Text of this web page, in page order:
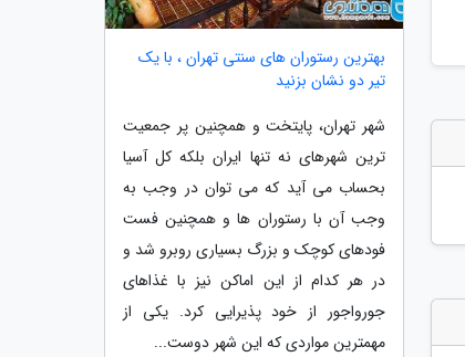
بهترین رستوران های سنتی تهران ، با یک
تیر دو نشان بزنید
شهر تهران، پایتخت و همچنین پر جمعیت
ترین شهرهای نه تنها ایران بلکه کل آسیا
بحساب می آید که می توان در وجب به
وجب آن با رستوران ها و همچنین فست
فودهای کوچک و بزرگ بسیاری روبرو شد و
در هر کدام از این اماکن نیز با غذاهای
جورواجور از خود پذیرایی کرد. یکی از
مهمترین مواردی که این شهر دوست...